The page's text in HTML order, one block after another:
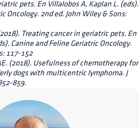
pets. En Villalobos A, Kaplan L. (eds).
Oncology. 2nd ed. John Wiley & Sons:
Treating cancer in geriatric pets. En
Canine and Feline Geriatric Oncology.
117-152
(2018). Usefulness of chemotherapy for
dogs with multicentric lymphoma. J
859.